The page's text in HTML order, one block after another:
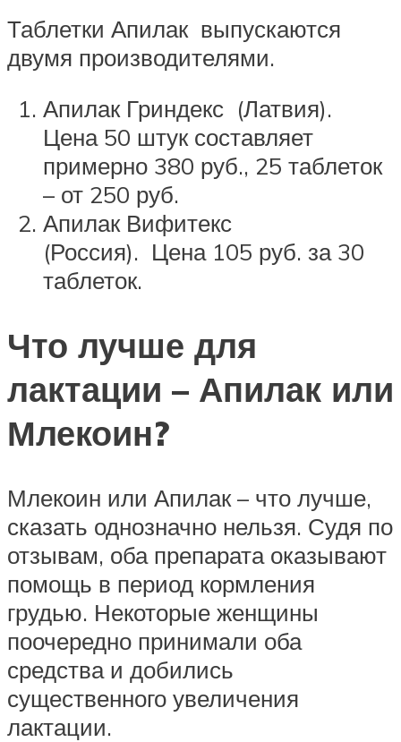
Таблетки Апилак выпускаются
двумя производителями.
Апилак Гриндекс (Латвия).
Цена 50 штук составляет
примерно 380 руб., 25 таблеток
– от 250 руб.
Апилак Вифитекс
(Россия). Цена 105 руб. за 30
таблеток.
Что лучше для
лактации – Апилак или
Млекоин?
Млекоин или Апилак – что лучше,
сказать однозначно нельзя. Судя по
отзывам, оба препарата оказывают
помощь в период кормления
грудью. Некоторые женщины
поочередно принимали оба
средства и добились
существенного увеличения
лактации.